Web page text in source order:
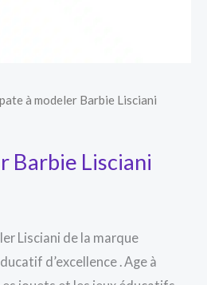
à modeler Barbie Lisciani
Barbie Lisciani
Lisciani de la marque
d’excellence . Age à